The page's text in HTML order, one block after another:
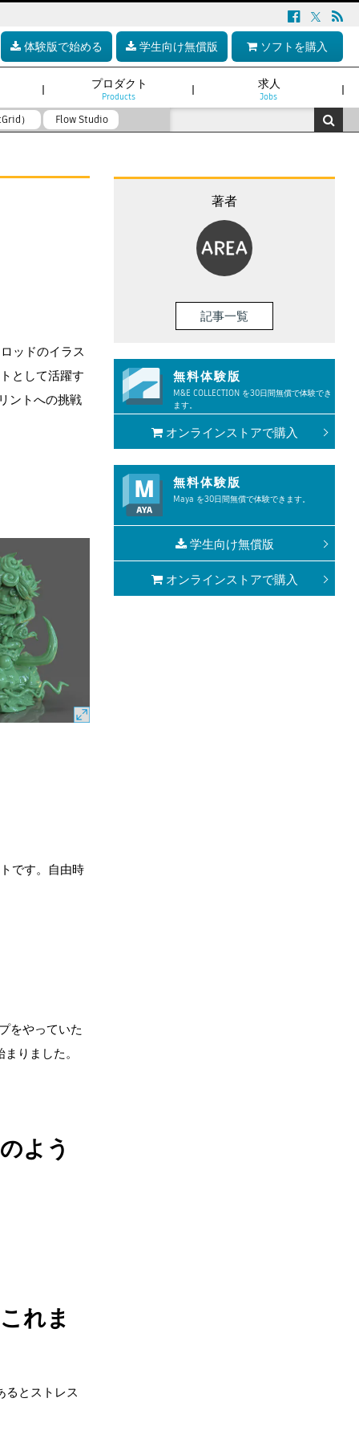
体験版で始める 学生向け無償版 ソフトを購入
プロダクト
Products
求人
Jobs
） Flow Studio
ッドのイラス
として活躍す
ントへの挑戦
です。自由時
をやっていた
りました。
よう
れま
るとストレス
著者
記事一覧
無料体験版
M&E COLLECTION を30日間無償で体験でき
ます。
オンラインストアで購入
無料体験版
Maya を30日間無償で体験できます。
学生向け無償版
オンラインストアで購入